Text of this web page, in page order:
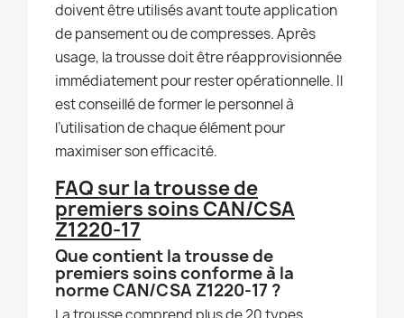
doivent être utilisés avant toute application
de pansement ou de compresses. Après
usage, la trousse doit être réapprovisionnée
immédiatement pour rester opérationnelle. Il
est conseillé de former le personnel à
l’utilisation de chaque élément pour
maximiser son efficacité.
FAQ sur la trousse de
premiers soins CAN/CSA
Z1220-17
Que contient la trousse de
premiers soins conforme à la
norme CAN/CSA Z1220-17 ?